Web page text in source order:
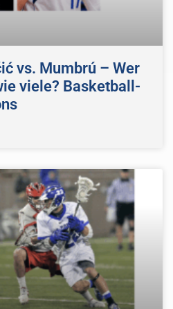
vs. Mumbrú – Wer
viele? Basketball-